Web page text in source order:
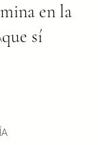
en la
sí